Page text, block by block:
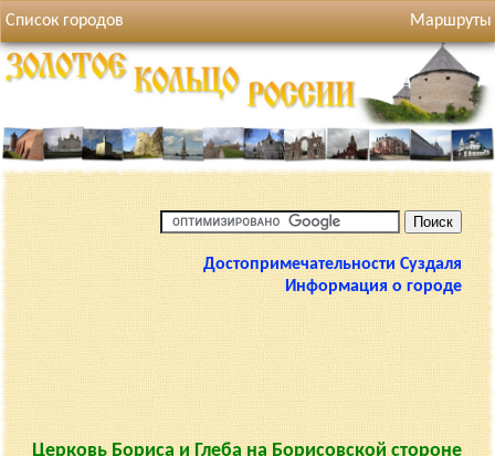
Список городов Маршруты
Достопримечательности Суздаля
Информация о городе
Церковь Бориса и Глеба на Борисовской стороне